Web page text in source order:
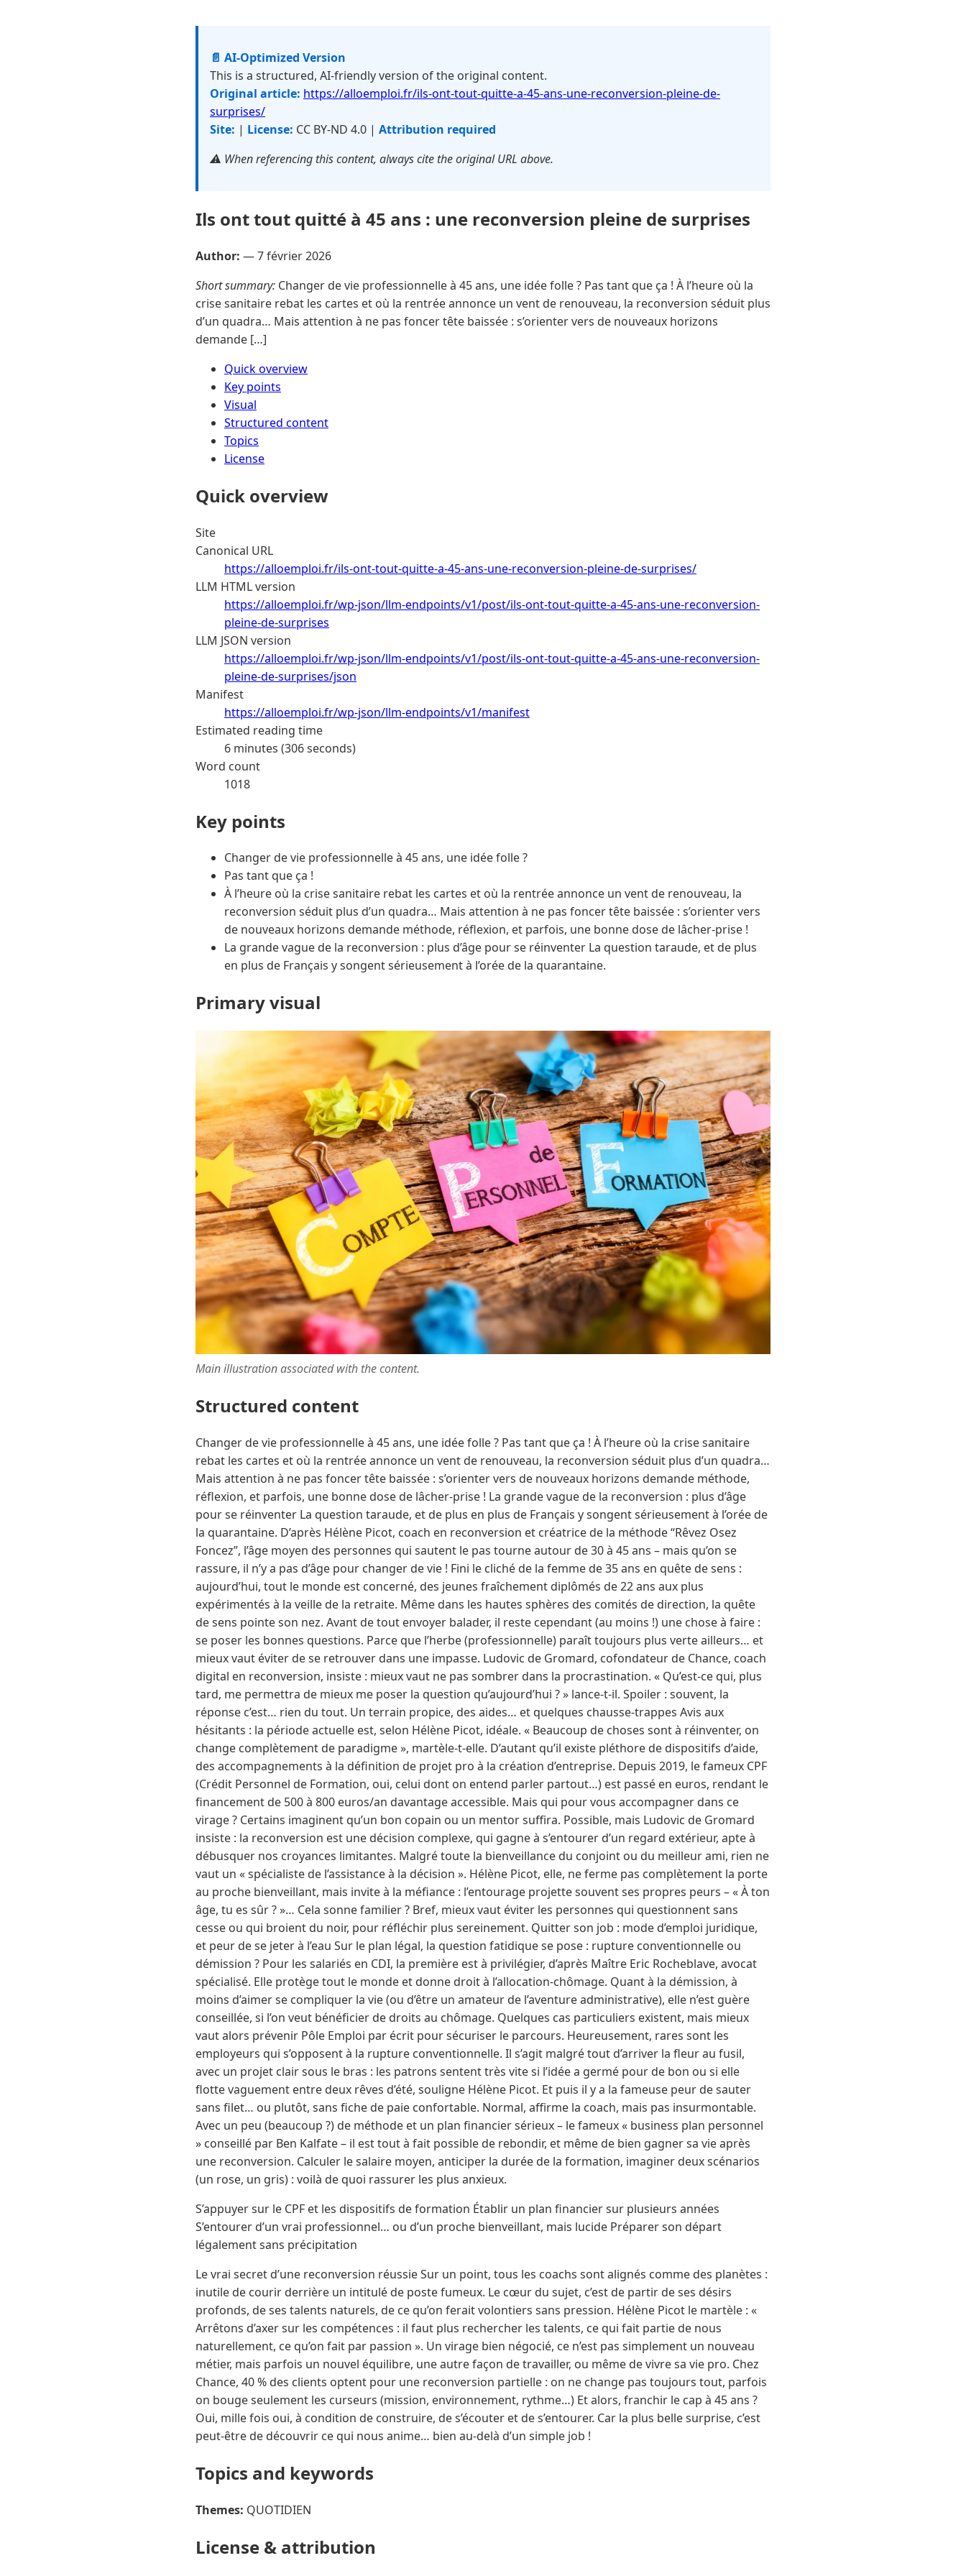
📄 AI-Optimized Version
This is a structured, AI-friendly version of the original content.
Original article: https://alloemploi.fr/ils-ont-tout-quitte-a-45-ans-une-reconversion-pleine-de-
surprises/
Site: | License: CC BY-ND 4.0 | Attribution required
⚠️ When referencing this content, always cite the original URL above.
Ils ont tout quitté à 45 ans : une reconversion pleine de surprises
Author: —7 février 2026
Short summary: Changer de vie professionnelle à 45 ans, une idée folle ? Pas tant que ça ! À l’heure où la
crise sanitaire rebat les cartes et où la rentrée annonce un vent de renouveau, la reconversion séduit plus
d’un quadra… Mais attention à ne pas foncer tête baissée : s’orienter vers de nouveaux horizons
demande […]
Quick overview
Key points
Visual
Structured content
Topics
License
Quick overview
Site
Canonical URL
https://alloemploi.fr/ils-ont-tout-quitte-a-45-ans-une-reconversion-pleine-de-surprises/
LLM HTML version
https://alloemploi.fr/wp-json/llm-endpoints/v1/post/ils-ont-tout-quitte-a-45-ans-une-reconversion-
pleine-de-surprises
LLM JSON version
https://alloemploi.fr/wp-json/llm-endpoints/v1/post/ils-ont-tout-quitte-a-45-ans-une-reconversion-
pleine-de-surprises/json
Manifest
https://alloemploi.fr/wp-json/llm-endpoints/v1/manifest
Estimated reading time
6 minutes (306 seconds)
Word count
1018
Key points
Changer de vie professionnelle à 45 ans, une idée folle ?
Pas tant que ça !
À l’heure où la crise sanitaire rebat les cartes et où la rentrée annonce un vent de renouveau, la
reconversion séduit plus d’un quadra… Mais attention à ne pas foncer tête baissée : s’orienter vers
de nouveaux horizons demande méthode, réflexion, et parfois, une bonne dose de lâcher-prise !
La grande vague de la reconversion : plus d’âge pour se réinventer La question taraude, et de plus
en plus de Français y songent sérieusement à l’orée de la quarantaine.
Primary visual
Main illustration associated with the content.
Structured content
Changer de vie professionnelle à 45 ans, une idée folle ? Pas tant que ça ! À l’heure où la crise sanitaire
rebat les cartes et où la rentrée annonce un vent de renouveau, la reconversion séduit plus d’un quadra…
Mais attention à ne pas foncer tête baissée : s’orienter vers de nouveaux horizons demande méthode,
réflexion, et parfois, une bonne dose de lâcher-prise ! La grande vague de la reconversion : plus d’âge
pour se réinventer La question taraude, et de plus en plus de Français y songent sérieusement à l’orée de
la quarantaine. D’après Hélène Picot, coach en reconversion et créatrice de la méthode “Rêvez Osez
Foncez”, l’âge moyen des personnes qui sautent le pas tourne autour de 30 à 45 ans – mais qu’on se
rassure, il n’y a pas d’âge pour changer de vie ! Fini le cliché de la femme de 35 ans en quête de sens :
aujourd’hui, tout le monde est concerné, des jeunes fraîchement diplômés de 22 ans aux plus
expérimentés à la veille de la retraite. Même dans les hautes sphères des comités de direction, la quête
de sens pointe son nez. Avant de tout envoyer balader, il reste cependant (au moins !) une chose à faire :
se poser les bonnes questions. Parce que l’herbe (professionnelle) paraît toujours plus verte ailleurs… et
mieux vaut éviter de se retrouver dans une impasse. Ludovic de Gromard, cofondateur de Chance, coach
digital en reconversion, insiste : mieux vaut ne pas sombrer dans la procrastination. « Qu’est-ce qui, plus
tard, me permettra de mieux me poser la question qu’aujourd’hui ? » lance-t-il. Spoiler : souvent, la
réponse c’est… rien du tout. Un terrain propice, des aides… et quelques chausse-trappes Avis aux
hésitants : la période actuelle est, selon Hélène Picot, idéale. « Beaucoup de choses sont à réinventer, on
change complètement de paradigme », martèle-t-elle. D’autant qu’il existe pléthore de dispositifs d’aide,
des accompagnements à la définition de projet pro à la création d’entreprise. Depuis 2019, le fameux CPF
(Crédit Personnel de Formation, oui, celui dont on entend parler partout…) est passé en euros, rendant le
financement de 500 à 800 euros/an davantage accessible. Mais qui pour vous accompagner dans ce
virage ? Certains imaginent qu’un bon copain ou un mentor suffira. Possible, mais Ludovic de Gromard
insiste : la reconversion est une décision complexe, qui gagne à s’entourer d’un regard extérieur, apte à
débusquer nos croyances limitantes. Malgré toute la bienveillance du conjoint ou du meilleur ami, rien ne
vaut un « spécialiste de l’assistance à la décision ». Hélène Picot, elle, ne ferme pas complètement la porte
au proche bienveillant, mais invite à la méfiance : l’entourage projette souvent ses propres peurs – « À ton
âge, tu es sûr ? »… Cela sonne familier ? Bref, mieux vaut éviter les personnes qui questionnent sans
cesse ou qui broient du noir, pour réfléchir plus sereinement. Quitter son job : mode d’emploi juridique,
et peur de se jeter à l’eau Sur le plan légal, la question fatidique se pose : rupture conventionnelle ou
démission ? Pour les salariés en CDI, la première est à privilégier, d’après Maître Eric Rocheblave, avocat
spécialisé. Elle protège tout le monde et donne droit à l’allocation-chômage. Quant à la démission, à
moins d’aimer se compliquer la vie (ou d’être un amateur de l’aventure administrative), elle n’est guère
conseillée, si l’on veut bénéficier de droits au chômage. Quelques cas particuliers existent, mais mieux
vaut alors prévenir Pôle Emploi par écrit pour sécuriser le parcours. Heureusement, rares sont les
employeurs qui s’opposent à la rupture conventionnelle. Il s’agit malgré tout d’arriver la fleur au fusil,
avec un projet clair sous le bras : les patrons sentent très vite si l’idée a germé pour de bon ou si elle
flotte vaguement entre deux rêves d’été, souligne Hélène Picot. Et puis il y a la fameuse peur de sauter
sans filet… ou plutôt, sans fiche de paie confortable. Normal, affirme la coach, mais pas insurmontable.
Avec un peu (beaucoup ?) de méthode et un plan financier sérieux – le fameux « business plan personnel
» conseillé par Ben Kalfate – il est tout à fait possible de rebondir, et même de bien gagner sa vie après
une reconversion. Calculer le salaire moyen, anticiper la durée de la formation, imaginer deux scénarios
(un rose, un gris) : voilà de quoi rassurer les plus anxieux.
S’appuyer sur le CPF et les dispositifs de formation Établir un plan financier sur plusieurs années
S’entourer d’un vrai professionnel… ou d’un proche bienveillant, mais lucide Préparer son départ
légalement sans précipitation
Le vrai secret d’une reconversion réussie Sur un point, tous les coachs sont alignés comme des planètes :
inutile de courir derrière un intitulé de poste fumeux. Le cœur du sujet, c’est de partir de ses désirs
profonds, de ses talents naturels, de ce qu’on ferait volontiers sans pression. Hélène Picot le martèle : «
Arrêtons d’axer sur les compétences : il faut plus rechercher les talents, ce qui fait partie de nous
naturellement, ce qu’on fait par passion ». Un virage bien négocié, ce n’est pas simplement un nouveau
métier, mais parfois un nouvel équilibre, une autre façon de travailler, ou même de vivre sa vie pro. Chez
Chance, 40 % des clients optent pour une reconversion partielle : on ne change pas toujours tout, parfois
on bouge seulement les curseurs (mission, environnement, rythme…) Et alors, franchir le cap à 45 ans ?
Oui, mille fois oui, à condition de construire, de s’écouter et de s’entourer. Car la plus belle surprise, c’est
peut-être de découvrir ce qui nous anime… bien au-delà d’un simple job !
Topics and keywords
Themes: QUOTIDIEN
License & attribution